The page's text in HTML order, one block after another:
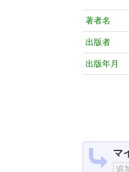
著者名
出版者
出版年月
マ